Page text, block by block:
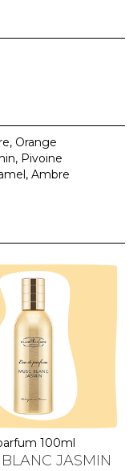
Orange
Pivoine
Ambre
100ml
JASMIN